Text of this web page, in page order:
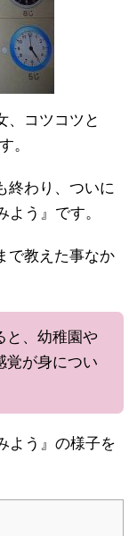
、コツコツと
。
終わり、ついに
う』です。
で教えた事なか
と、幼稚園や
覚が身につい
よう』の様子を